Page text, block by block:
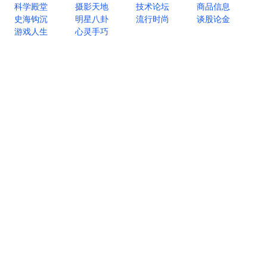
科学殿堂
摄影天地 技术论坛
商品信息
史海钩沉
明星八卦 流行时尚
谈股论金
游戏人生
心灵手巧